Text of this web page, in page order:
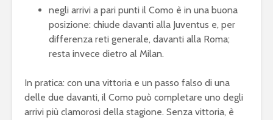
negli arrivi a pari punti il Como è in una buona
posizione: chiude davanti alla Juventus e, per
differenza reti generale, davanti alla Roma;
resta invece dietro al Milan.
In pratica: con una vittoria e un passo falso di una
delle due davanti, il Como può completare uno degli
arrivi più clamorosi della stagione. Senza vittoria, è